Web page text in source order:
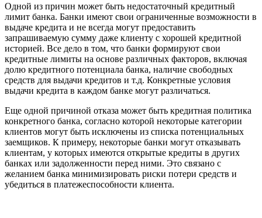
Одной из причин может быть недостаточный кредитный
лимит банка. Банки имеют свои ограниченные возможности в
выдаче кредита и не всегда могут предоставить
запрашиваемую сумму даже клиенту с хорошей кредитной
историей. Все дело в том, что банки формируют свои
кредитные лимиты на основе различных факторов, включая
долю кредитного потенциала банка, наличие свободных
средств для выдачи кредитов и т.д. Конкретные условия
выдачи кредита в каждом банке могут различаться.
Еще одной причиной отказа может быть кредитная политика
конкретного банка, согласно которой некоторые категории
клиентов могут быть исключены из списка потенциальных
заемщиков. К примеру, некоторые банки могут отказывать
клиентам, у которых имеются открытые кредиты в других
банках или задолженности перед ними. Это связано с
желанием банка минимизировать риски потери средств и
убедиться в платежеспособности клиента.